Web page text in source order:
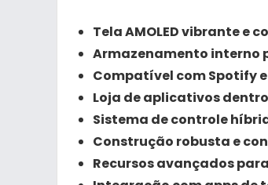
Tela AMOLED vibrante e
Armazenamento interno
Compatível com Spotify
Loja de aplicativos
Sistema de controle
Construção robusta e
Recursos avançados